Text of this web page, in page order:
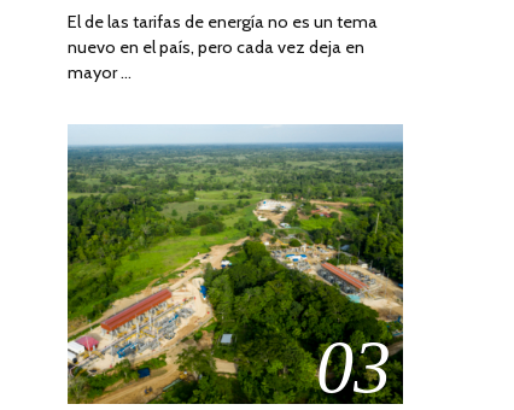
DE
2022
El de las tarifas de energía no es un tema
nuevo en el país, pero cada vez deja en
mayor …
03